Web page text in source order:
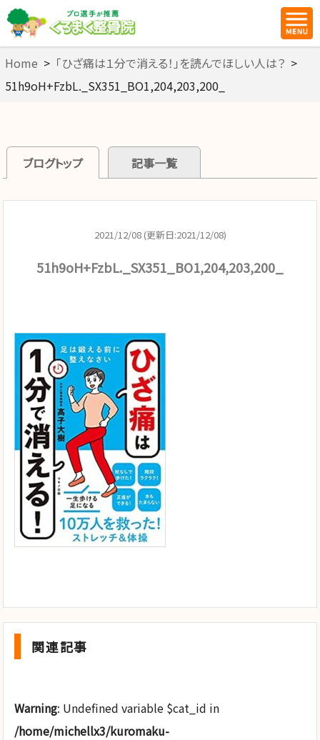
Home > 「ひざ痛は１分で消える！」を読んでほしい人は？ >
51h9oH+FzbL._SX351_BO1,204,203,200_
ブログトップ 記事一覧
2021/12/08 (更新日:2021/12/08)
51h9oH+FzbL._SX351_BO1,204,203,200_
関連記事
Warning: Undefined variable $cat_id in
/home/michellx3/kuromaku-